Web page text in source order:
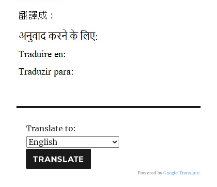
Translate to:
Powered byGoogle Translate.